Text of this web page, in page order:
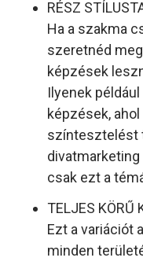
RÉSZ
Ha a szakma
szeretnéd
képzések
Ilyenek
képzések,
színtesztelést
csak ezt a
TELJES KÖRŰ
Ezt a variációt
minden